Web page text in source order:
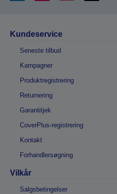
Kundeservice
Seneste tilbud
Kampagner
Produktregistrering
Returnering
Garantitjek
CoverPlus-registrering
Kontakt
Forhandlersøgning
Vilkår
Salgsbetingelser